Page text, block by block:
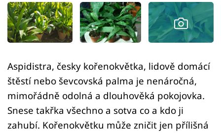
Aspidistra, česky kořenokvětka, lidově domácí
štěstí nebo ševcovská palma je nenáročná,
mimořádně odolná a dlouhověká pokojovka.
Snese takřka všechno a sotva co a kdo ji
zahubí. Kořenokvětku může zničit jen přílišná